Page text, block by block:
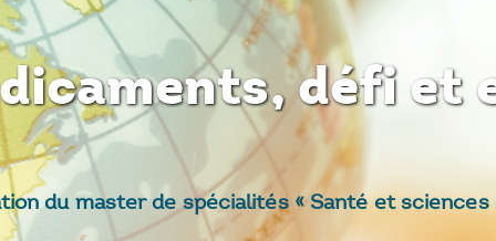
défi et
du master de spécialités « Santé et sciences